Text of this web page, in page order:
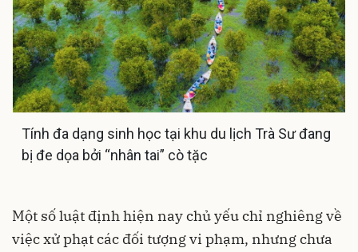
Tính đa dạng sinh học tại khu du lịch Trà Sư đang
bị đe dọa bởi “nhân tai” cò tặc
Một số luật định hiện nay chủ yếu chỉ nghiêng về
việc xử phạt các đối tượng vi phạm, nhưng chưa